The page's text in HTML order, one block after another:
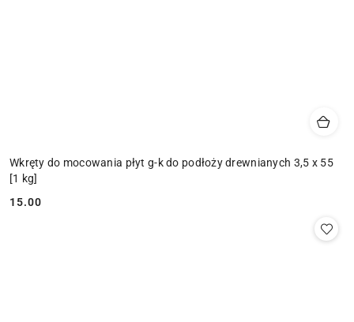
Wkręty do mocowania płyt g-k do podłoży drewnianych 3,5 x 55
[1 kg]
Cena:
15.00